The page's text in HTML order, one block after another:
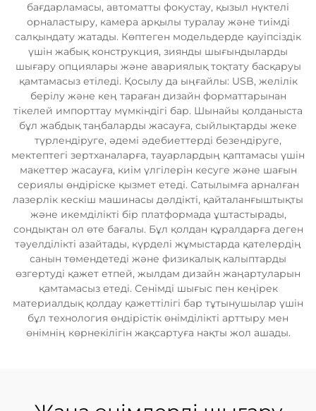
бағдарламасы, автоматты фокустау, қызыл нүктелі
орналастыру, камера арқылы туралау және тиімді
салқындату жатады. Көптеген модельдерде қауіпсіздік
үшін жабық конструкция, зиянды шығындыларды
шығару опциялары және авариялық тоқтату басқаруы
қамтамасыз етіледі. Қосылу да ыңғайлы: USB, желілік
берілу және кең тараған дизайн форматтарынан
тікелей импорттау мүмкіндігі бар. Шынайы қолданыста
бұл жабдық таңбаларды жасауға, сыйлықтарды жеке
түрлендіруге, әдемі әдебиеттерді безендіруге,
мектептегі зертханаларға, тауарлардың қаптамасы үшін
макеттер жасауға, киім үлгілерін кесуге және шағын
сериялы өндіріске қызмет етеді. Сатылымға арналған
лазерлік кескіш машинасы дәлдікті, қайталанғыштықты
және икемділікті бір платформада ұштастырады,
сондықтан ол өте бағалы. Бұл қолдан құралдарға деген
тәуелділікті азайтады, күрделі жұмыстарда қателердің
санын төмендетеді және физикалық калыптарды
өзгертуді қажет етпей, жылдам дизайн жаңартуларын
қамтамасыз етеді. Сенімді шығыс пен кеңірек
материалдық қолдау қажеттілігі бар тұтынушылар үшін
бұл технология өндірістік өнімділікті арттыру мен
өнімнің көрнекілігін жақсартуға нақты жол ашады.